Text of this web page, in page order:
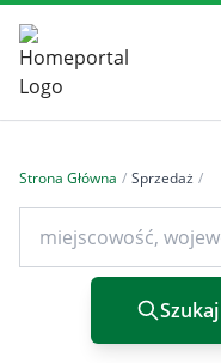
Strona Główna / Sprzedaż /
Szukaj